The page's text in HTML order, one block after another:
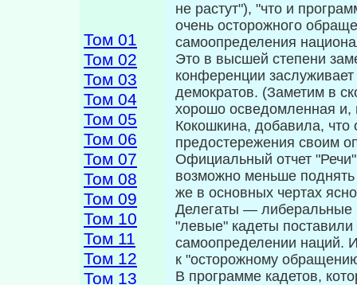
Том 01
Том 02
Том 03
Том 04
Том 05
Том 06
Том 07
Том 08
Том 09
Том 10
Том 11
Том 12
Том 13
не растут"), "что и
очень осторожного
самоопределения
Это в высшей степени
конференции
демократов. (Заметим в
хорошо осведомленная
Кокошкина, добавила, что
предостережения своим
Официальный отчет
возможно меньше
же в основных чертах
Делегаты — либеральные
"левые" кадеты
самоопределении наций.
к "осторожному
В программе кадетов,